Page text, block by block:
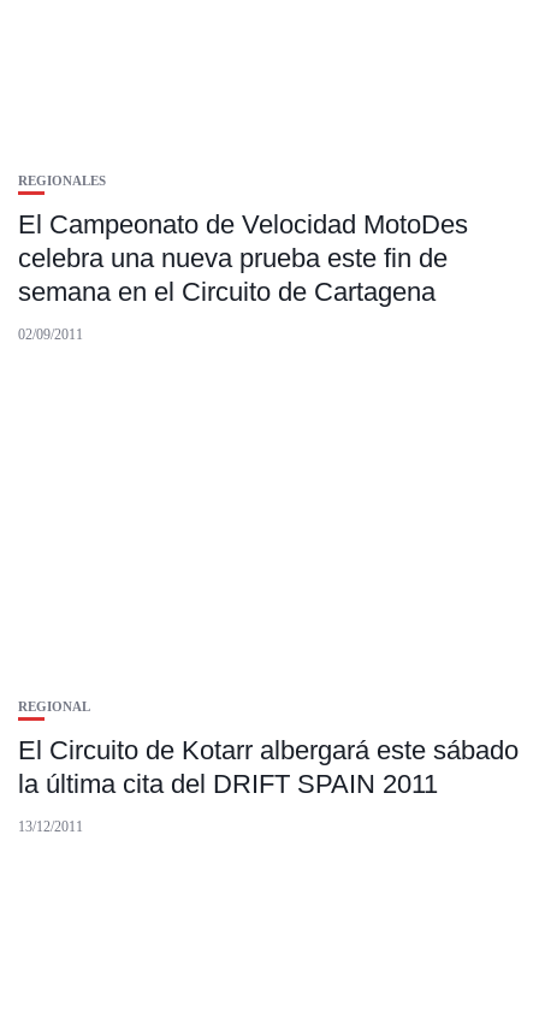
REGIONALES
El Campeonato de Velocidad MotoDes
celebra una nueva prueba este fin de
semana en el Circuito de Cartagena
02/09/2011
REGIONAL
El Circuito de Kotarr albergará este sábado
la última cita del DRIFT SPAIN 2011
13/12/2011